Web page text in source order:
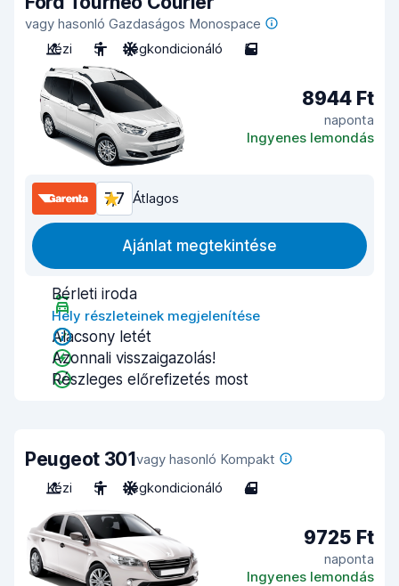
vagy hasonló Gazdaságos Monospace
Kézi
5 Légkondicionáló 5
8944 Ft
naponta
Ingyenes lemondás
7,7 Átlagos
Ajánlat megtekintése
Bérleti iroda
Hely részleteinek megjelenítése
Alacsony letét
Azonnali visszaigazolás!
Részleges előrefizetés most
Peugeot 301vagy hasonló Kompakt
Kézi
5 Légkondicionáló 4
9725 Ft
naponta
Ingyenes lemondás